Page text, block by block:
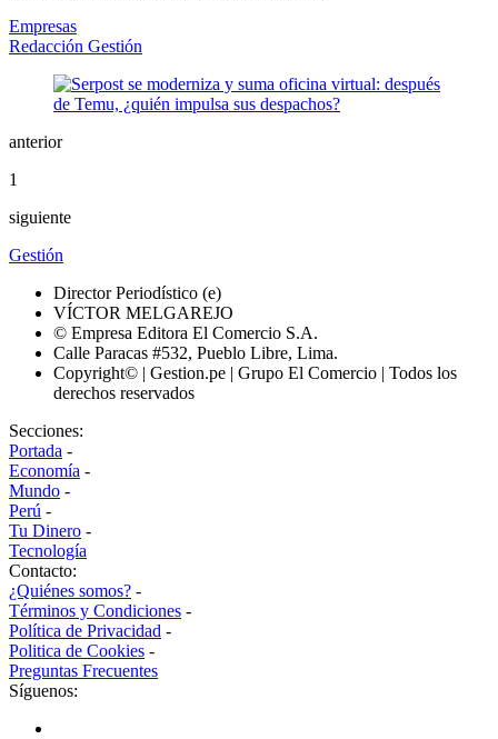
Empresas
Redacción Gestión
anterior
1
siguiente
Gestión
Director Periodístico (e)
VÍCTOR MELGAREJO
© Empresa Editora El Comercio S.A.
Calle Paracas #532, Pueblo Libre, Lima.
Copyright© | Gestion.pe | Grupo El Comercio | Todos los
derechos reservados
Secciones:
Portada -
Economía -
Mundo -
Perú -
Tu Dinero -
Tecnología
Contacto:
¿Quiénes somos? -
Términos y Condiciones -
Política de Privacidad -
Politica de Cookies -
Preguntas Frecuentes
Síguenos: